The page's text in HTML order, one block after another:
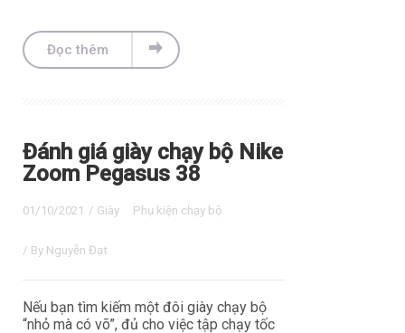
Đọc thêm
Đánh giá giày chạy bộ Nike
Zoom Pegasus 38
01/10/2021 / Giày Phụ kiện chạy bộ
/ By Nguyễn Đạt
Nếu bạn tìm kiếm một đôi giày chạy bộ
“nhỏ mà có võ”, đủ cho việc tập chạy tốc